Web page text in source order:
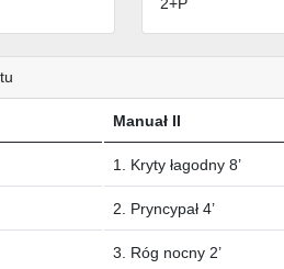
Manuał II
1. Kryty łagodny 8’
2. Pryncypał 4’
3. Róg nocny 2’